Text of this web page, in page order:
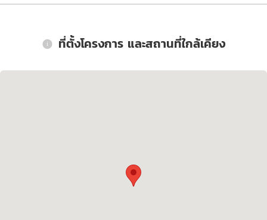
ที่ตั้งโครงการ และสถานที่ใกล้เคียง